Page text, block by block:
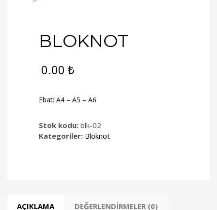
BLOKNOT
0.00 ₺
Ebat: A4 – A5 – A6
Stok kodu: blk-02
Kategoriler: Bloknot
AÇIKLAMA DEĞERLENDIRMELER (0)